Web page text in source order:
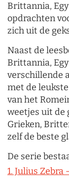
Brittannia,
opdrachten
zich uit de
Naast de
Brittannia,
verschillende
met de
van het
weetjes uit de
Grieken,
zelf de beste
De serie
1. Julius Zebra